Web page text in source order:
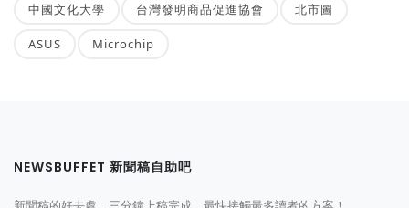
中國文化大學 台灣發明商品促進協會 北市圖
ASUS Microchip
NEWSBUFFET 新聞稿自助吧